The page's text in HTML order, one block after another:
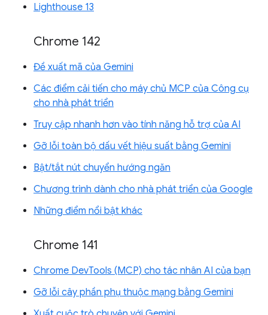
Lighthouse 13
Chrome 142
Đề xuất mã của Gemini
Các điểm cải tiến cho máy chủ MCP của Công cụ
cho nhà phát triển
Truy cập nhanh hơn vào tính năng hỗ trợ của AI
Gỡ lỗi toàn bộ dấu vết hiệu suất bằng Gemini
Bật/tắt nút chuyển hướng ngăn
Chương trình dành cho nhà phát triển của Google
Những điểm nổi bật khác
Chrome 141
Chrome DevTools (MCP) cho tác nhân AI của bạn
Gỡ lỗi cây phần phụ thuộc mạng bằng Gemini